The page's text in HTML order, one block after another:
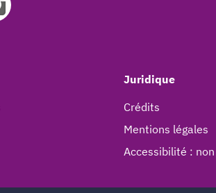
Juridique
Crédits
Mentions légales
Accessibilité :